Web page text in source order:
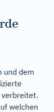
und dem
verbreitet.
welchen